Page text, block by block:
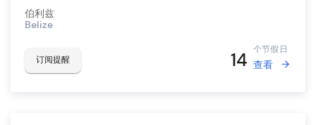
伯利兹
Belize
订阅提醒 14 个节假日
查看